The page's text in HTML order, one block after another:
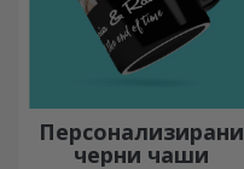
Персонализирани
черни чаши